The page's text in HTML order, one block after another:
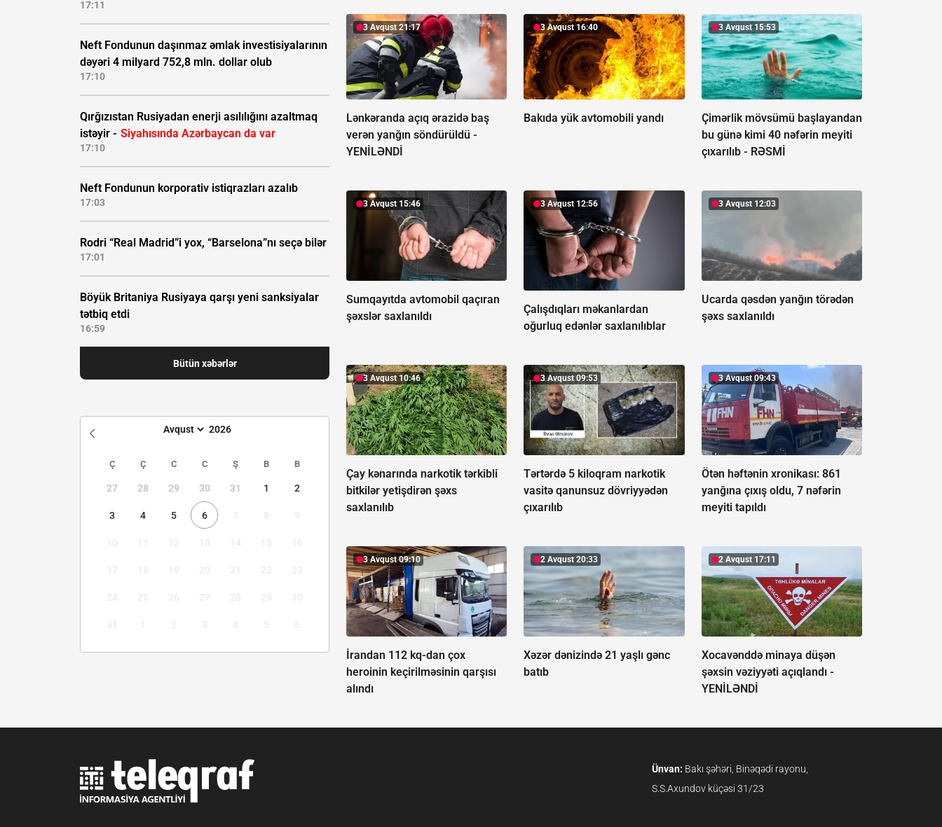
17:11
Neft Fondunun daşınmaz əmlak investisiyalarının
dəyəri 4 milyard 752,8 mln. dollar olub
17:10
Qırğızıstan Rusiyadan enerji asılılığını azaltmaq
istəyir - Siyahısında Azərbaycan da var
17:10
Neft Fondunun korporativ istiqrazları azalıb
17:03
Rodri “Real Madrid”i yox, “Barselona”nı seçə bilər
17:01
Böyük Britaniya Rusiyaya qarşı yeni sanksiyalar
tətbiq etdi
16:59
Bütün xəbərlər
Ç Ç C C Ş B B
27 28 29 30 31 1 2
3 4 5 6
3 Avqust 21:17
Lənkəranda açıq ərazidə baş
verən yanğın söndürüldü -
YENİLƏNDİ
3 Avqust 16:40
Bakıda yük avtomobili yandı
3 Avqust 15:53
Çimərlik mövsümü başlayandan
bu günə kimi 40 nəfərin meyiti
çıxarılıb - RƏSMİ
3 Avqust 15:46
Sumqayıtda avtomobil qaçıran
şəxslər saxlanıldı
3 Avqust 12:56
Çalışdıqları məkanlardan
oğurluq edənlər saxlanılıblar
3 Avqust 12:03
Ucarda qəsdən yanğın törədən
şəxs saxlanıldı
3 Avqust 10:46
Çay kənarında narkotik tərkibli
bitkilər yetişdirən şəxs
saxlanılıb
3 Avqust 09:53
Tərtərdə 5 kiloqram narkotik
vasitə qanunsuz dövriyyədən
çıxarılıb
3 Avqust 09:43
Ötən həftənin xronikası: 861
yanğına çıxış oldu, 7 nəfərin
meyiti tapıldı
3 Avqust 09:10
İrandan 112 kq-dan çox
heroinin keçirilməsinin qarşısı
alındı
2 Avqust 20:33
Xəzər dənizində 21 yaşlı gənc
batıb
2 Avqust 17:11
Xocavənddə minaya düşən
şəxsin vəziyyəti açıqlandı -
YENİLƏNDİ
Ünvan: Bakı şəhəri, Binəqədi rayonu,
S.S.Axundov küçəsi 31/23